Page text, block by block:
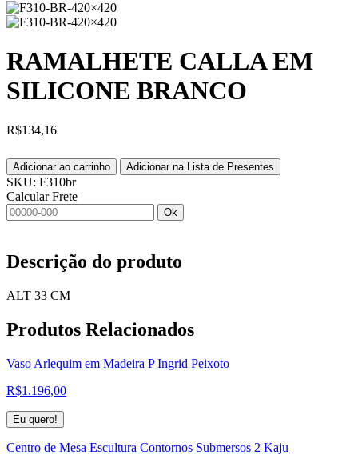
RAMALHETE CALLA EM
SILICONE BRANCO
R$134,16
Adicionar ao carrinho Adicionar na Lista de Presentes
SKU: F310br
Calcular Frete
Ok
Descrição do produto
ALT 33 CM
Produtos Relacionados
Vaso Arlequim em Madeira P Ingrid Peixoto
R$1.196,00
Eu quero!
Centro de Mesa Escultura Contornos Submersos 2 Kaju